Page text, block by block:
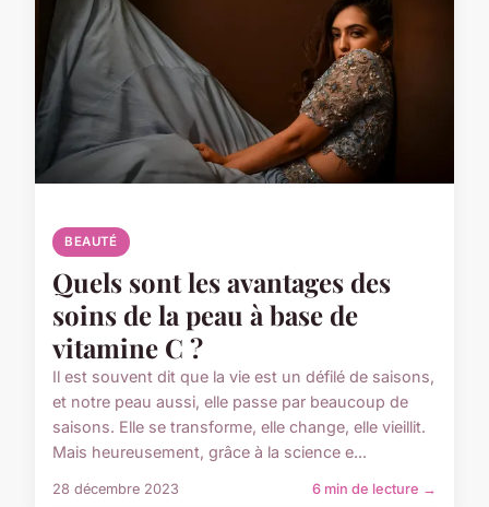
BEAUTÉ
Quels sont les avantages des
soins de la peau à base de
vitamine C ?
Il est souvent dit que la vie est un défilé de saisons,
et notre peau aussi, elle passe par beaucoup de
saisons. Elle se transforme, elle change, elle vieillit.
Mais heureusement, grâce à la science e...
28 décembre 2023 6 min de lecture →